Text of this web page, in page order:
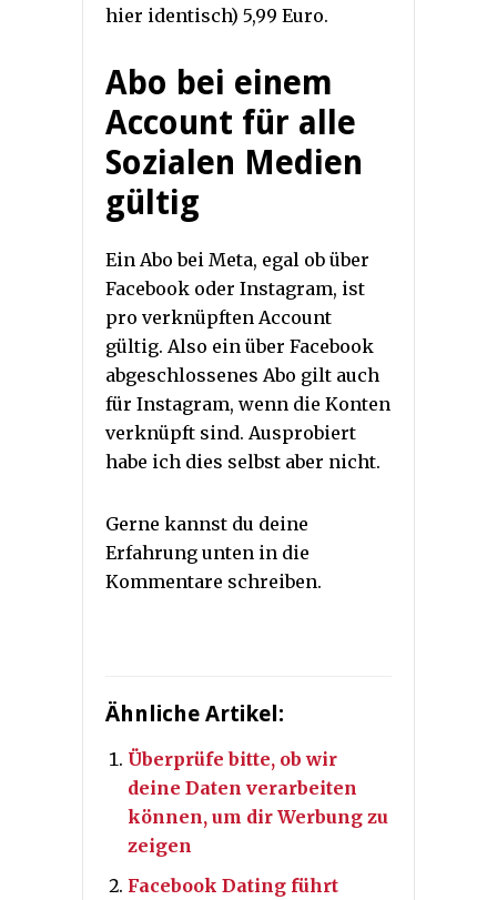
hier identisch) 5,99 Euro.
Abo bei einem
Account für alle
Sozialen Medien
gültig
Ein Abo bei Meta, egal ob über
Facebook oder Instagram, ist
pro verknüpften Account
gültig. Also ein über Facebook
abgeschlossenes Abo gilt auch
für Instagram, wenn die Konten
verknüpft sind. Ausprobiert
habe ich dies selbst aber nicht.
Gerne kannst du deine
Erfahrung unten in die
Kommentare schreiben.
Ähnliche Artikel:
Überprüfe bitte, ob wir
deine Daten verarbeiten
können, um dir Werbung zu
zeigen
Facebook Dating führt